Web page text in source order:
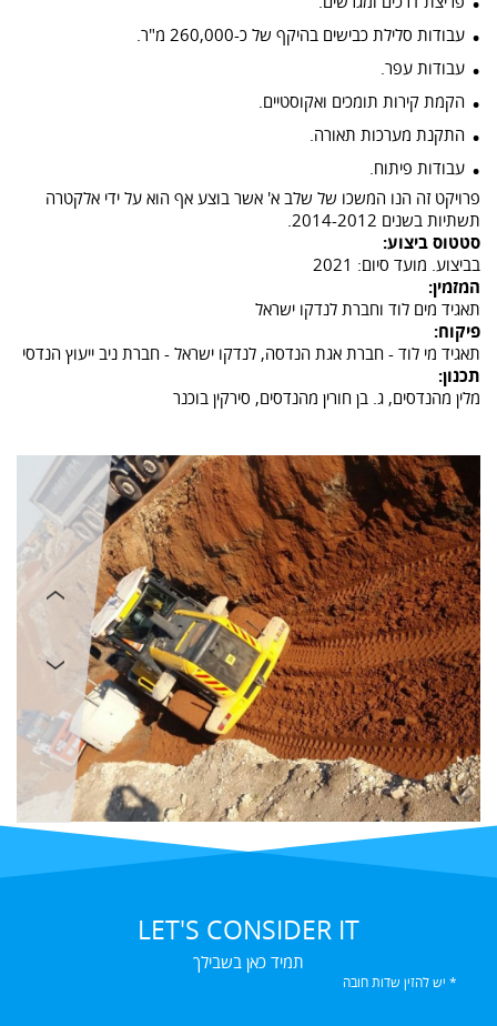
עבודות סלילת כבישים בהיקף של כ-260,000 מ"ר.
עבודות עפר.
הקמת קירות תומכים ואקוסטיים.
התקנת מערכות תאורה.
עבודות פיתוח.
פרויקט זה הנו המשכו של שלב א' אשר בוצע אף הוא על ידי אלקטרה
תשתיות בשנים 2014-2012.
סטטוס ביצוע:
בביצוע. מועד סיום: 2021
המזמין:
תאגיד מים לוד וחברת לנדקו ישראל
פיקוח:
תאגיד מי לוד - חברת אגת הנדסה, לנדקו ישראל - חברת ניב ייעוץ הנדסי
תכנון:
מלין מהנדסים, ג. בן חורין מהנדסים, סירקין בוכנר
LET'S CONSIDER IT
תמיד כאן בשבילך
* יש להזין שדות חובה